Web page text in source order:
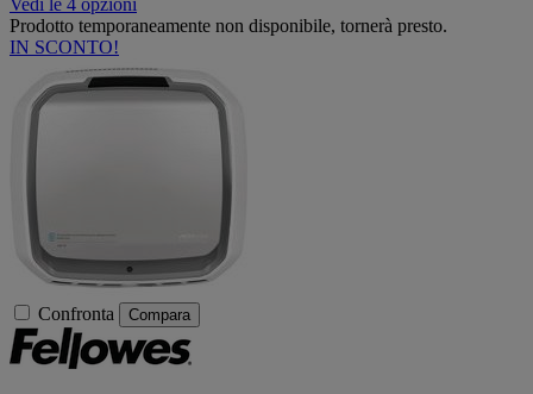
Prodotto temporaneamente non disponibile, tornerà presto.
IN SCONTO!
Confronta Compara